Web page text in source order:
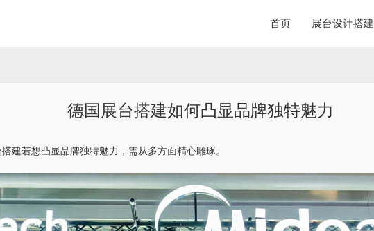
首页 展台设计搭建
德国展台搭建如何凸显品牌独特魅力
建若想凸显品牌独特魅力，需从多方面精心雕琢。